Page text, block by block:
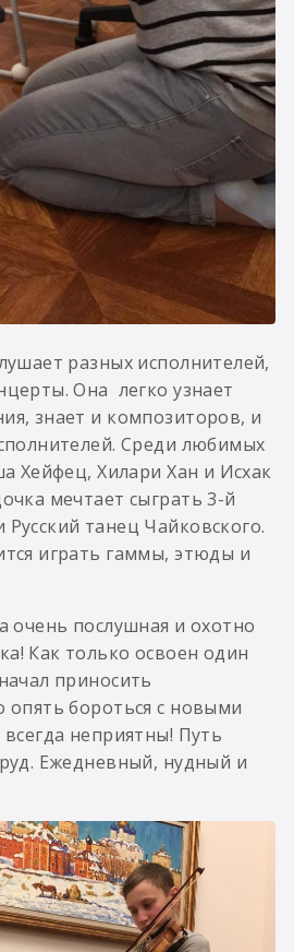
разных исполнителей,
Она легко узнает
знает и композиторов, и
Среди любимых
Хейфец, Хилари Хан и Исхак
мечтает сыграть 3-й
танец Чайковского.
играть гаммы, этюды и
очень послушная и охотно
Как только освоен один
приносить
опять бороться с новыми
неприятны! Путь
Ежедневный, нудный и